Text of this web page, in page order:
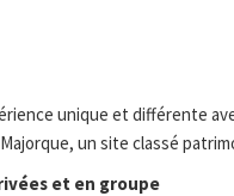
unique et différente
un site classé
et en groupe